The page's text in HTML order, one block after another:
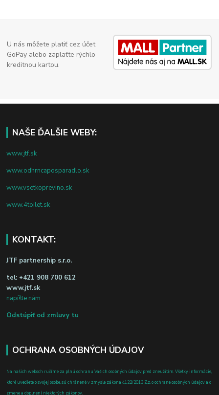
U nás môžete platiť cez účet
GoPay alebo zaplaťte rýchlo
kreditnou kartou.
NAŠE ĎALŠIE WEBY:
www.jtf.sk
www.odhrncaposparadlo.sk
www.vsetkoprevino.sk
www.4toilet.sk
KONTAKT:
JTF partnership s.r.o.
tel: +421 908 700 612
www.jtf.sk
napíšte nám
Odstúpiť od zmluvy tu
OCHRANA OSOBNÝCH ÚDAJOV
Na našich weboch ručíme za plnú ochranu Vašich osobných údajov pred zneužitím. Všetky informácie,
ktoré uvediete o svojej osobe, sú chránené v zmysle zákona č.122/2013 Z.z. o ochrane osobných údajov a o
zmene a doplnení niektorých zákonov.